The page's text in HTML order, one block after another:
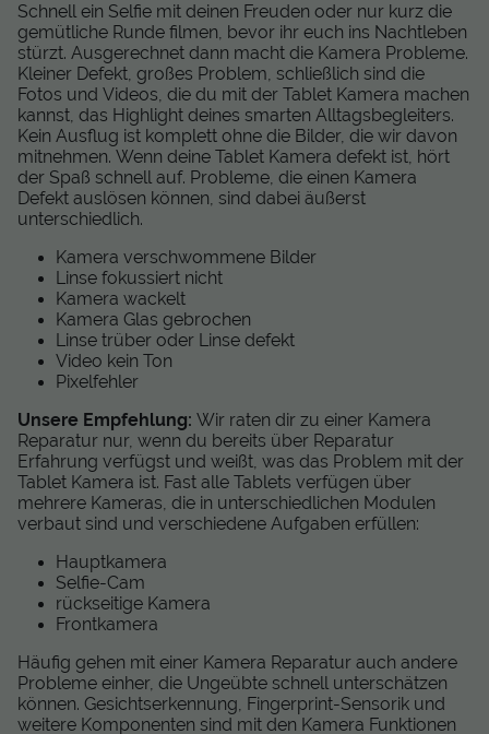
Schnell ein Selfie mit deinen Freuden oder nur kurz die
gemütliche Runde filmen, bevor ihr euch ins Nachtleben
stürzt. Ausgerechnet dann macht die Kamera Probleme.
Kleiner Defekt, großes Problem, schließlich sind die
Fotos und Videos, die du mit der Tablet Kamera machen
kannst, das Highlight deines smarten Alltagsbegleiters.
Kein Ausflug ist komplett ohne die Bilder, die wir davon
mitnehmen. Wenn deine Tablet Kamera defekt ist, hört
der Spaß schnell auf. Probleme, die einen Kamera
Defekt auslösen können, sind dabei äußerst
unterschiedlich.
Kamera verschwommene Bilder
Linse fokussiert nicht
Kamera wackelt
Kamera Glas gebrochen
Linse trüber oder Linse defekt
Video kein Ton
Pixelfehler
Unsere Empfehlung: Wir raten dir zu einer Kamera
Reparatur nur, wenn du bereits über Reparatur
Erfahrung verfügst und weißt, was das Problem mit der
Tablet Kamera ist. Fast alle Tablets verfügen über
mehrere Kameras, die in unterschiedlichen Modulen
verbaut sind und verschiedene Aufgaben erfüllen:
Hauptkamera
Selfie-Cam
rückseitige Kamera
Frontkamera
Häufig gehen mit einer Kamera Reparatur auch andere
Probleme einher, die Ungeübte schnell unterschätzen
können. Gesichtserkennung, Fingerprint-Sensorik und
weitere Komponenten sind mit den Kamera Funktionen